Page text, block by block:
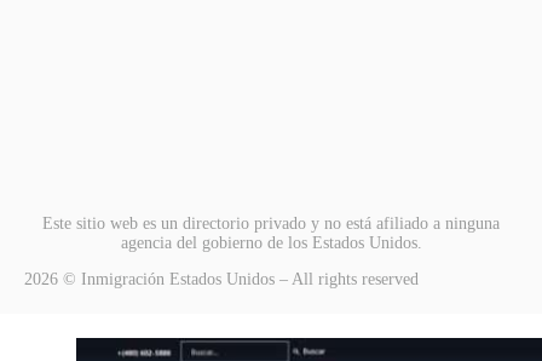
Este sitio web es un directorio privado y no está afiliado a ninguna
agencia del gobierno de los Estados Unidos.
2026 © Inmigración Estados Unidos – All rights reserved